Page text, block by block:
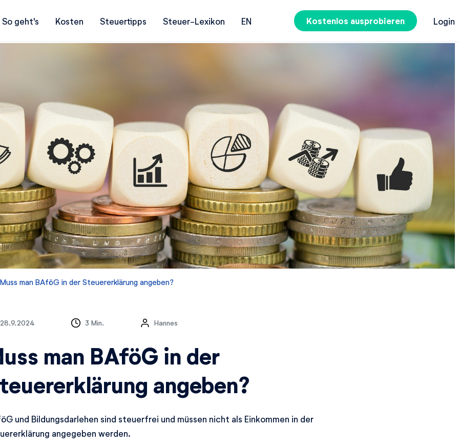
So geht's Kosten Steuertipps Steuer-Lexikon EN Kostenlos ausprobieren Login
Muss man BAföG in der Steuererklärung angeben?
28.9.2024 3 Min. Hannes
man BAföG in der
angeben?
und Bildungsdarlehen sind steuerfrei und müssen nicht als Einkommen in der
angegeben werden.